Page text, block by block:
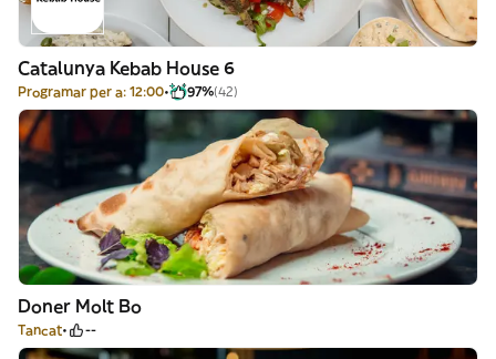
Catalunya Kebab House 6
Programar per a: 12:00 97%(42)
Doner Molt Bo
Tancat --